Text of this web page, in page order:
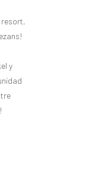
resort,
y